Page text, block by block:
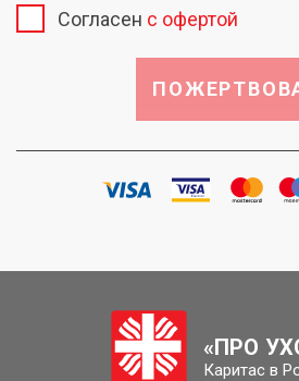
Согласен с офертой
«ПРО
Каритас в